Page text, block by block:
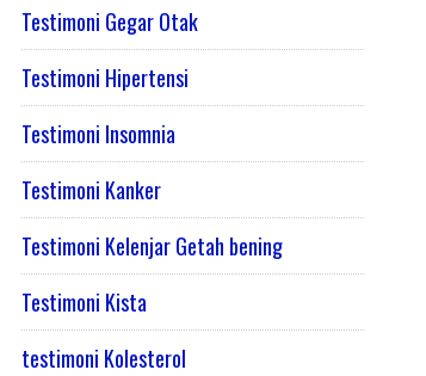
Testimoni Gegar Otak
Testimoni Hipertensi
Testimoni Insomnia
Testimoni Kanker
Testimoni Kelenjar Getah bening
Testimoni Kista
testimoni Kolesterol